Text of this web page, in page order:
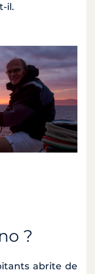
il.
?
abrite de